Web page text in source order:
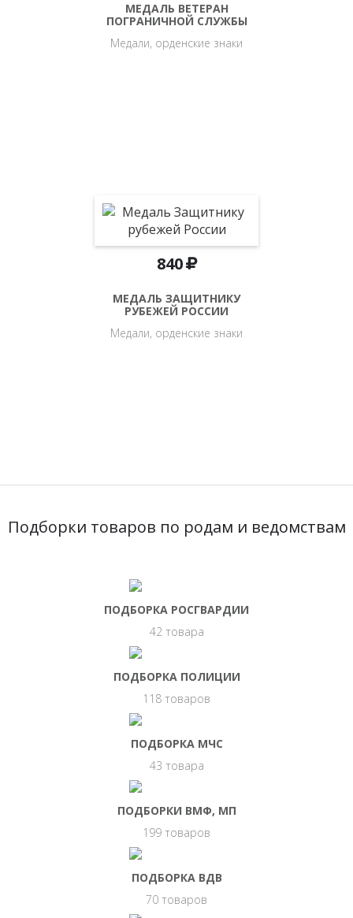
МЕДАЛЬ ВЕТЕРАН
ПОГРАНИЧНОЙ СЛУЖБЫ
Медали, орденские знаки
840
МЕДАЛЬ ЗАЩИТНИКУ
РУБЕЖЕЙ РОССИИ
Медали, орденские знаки
Подборки товаров по родам и ведомствам
ПОДБОРКА РОСГВАРДИИ
42 товара
ПОДБОРКА ПОЛИЦИИ
118 товаров
ПОДБОРКА МЧС
43 товара
ПОДБОРКИ ВМФ, МП
199 товаров
ПОДБОРКА ВДВ
70 товаров